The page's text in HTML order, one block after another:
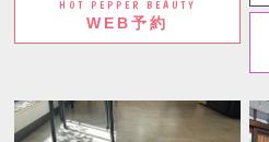
HOT PEPPER BEAUTY
WEB予約